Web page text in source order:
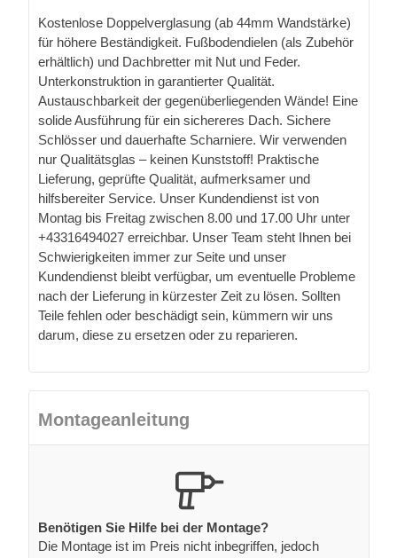
Kostenlose Doppelverglasung (ab 44mm Wandstärke)
für höhere Beständigkeit. Fußbodendielen (als Zubehör
erhältlich) und Dachbretter mit Nut und Feder.
Unterkonstruktion in garantierter Qualität.
Austauschbarkeit der gegenüberliegenden Wände! Eine
solide Ausführung für ein sichereres Dach. Sichere
Schlösser und dauerhafte Scharniere. Wir verwenden
nur Qualitätsglas – keinen Kunststoff! Praktische
Lieferung, geprüfte Qualität, aufmerksamer und
hilfsbereiter Service. Unser Kundendienst ist von
Montag bis Freitag zwischen 8.00 und 17.00 Uhr unter
+43316494027 erreichbar. Unser Team steht Ihnen bei
Schwierigkeiten immer zur Seite und unser
Kundendienst bleibt verfügbar, um eventuelle Probleme
nach der Lieferung in kürzester Zeit zu lösen. Sollten
Teile fehlen oder beschädigt sein, kümmern wir uns
darum, diese zu ersetzen oder zu reparieren.
Montageanleitung
Benötigen Sie Hilfe bei der Montage?
Die Montage ist im Preis nicht inbegriffen, jedoch